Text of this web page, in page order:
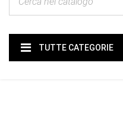
TUTTE CATEGORIE